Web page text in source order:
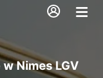
Nimes LGV